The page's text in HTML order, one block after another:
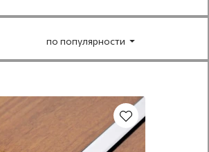
по популярности